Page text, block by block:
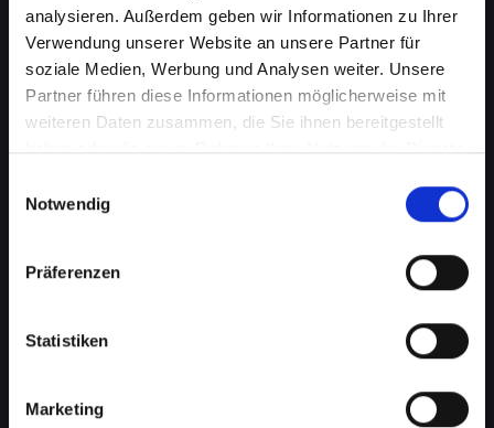
analysieren. Außerdem geben wir Informationen zu Ihrer
Verwendung unserer Website an unsere Partner für
soziale Medien, Werbung und Analysen weiter. Unsere
Partner führen diese Informationen möglicherweise mit
weiteren Daten zusammen, die Sie ihnen bereitgestellt
haben oder die sie im Rahmen Ihrer Nutzung der Dienste
Notwendig
Präferenzen
Statistiken
Marketing
Beschädigtes Backcover bei
Ihrem IPHONE-XS in Achau?
Jetzt reparieren lassen
Ein beschädigtes Backcover an Ihrem IPHONE-
XS kann mehr als nur ein kosmetisches
Problem sein. Es schützt wichtige interne
Komponenten vor Schäden und Staub. Eine
Beschädigung kann daher die Funktionalität